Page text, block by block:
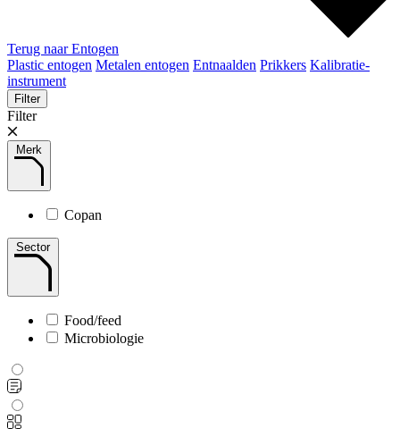
Terug naar Entogen
Plastic entogen Metalen entogen Entnaalden Prikkers Kalibratie-
instrument
Filter
Filter
Merk
Copan
Sector
Food/feed
Microbiologie